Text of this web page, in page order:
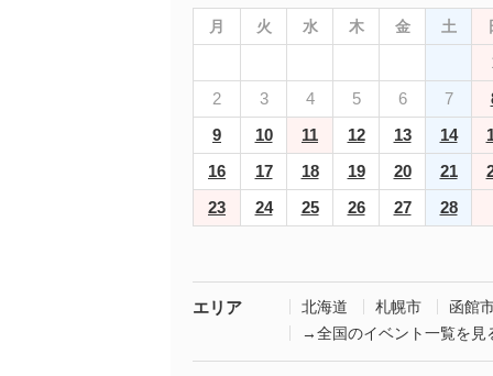
月 火 水 木 金 土
2
3 4 5 6 7
9
10 11 12 13 14
16
17 18 19 20 21
23
24 25 26 27 28
エリア 北海道 札幌市
函館
→全国のイベント一覧を見